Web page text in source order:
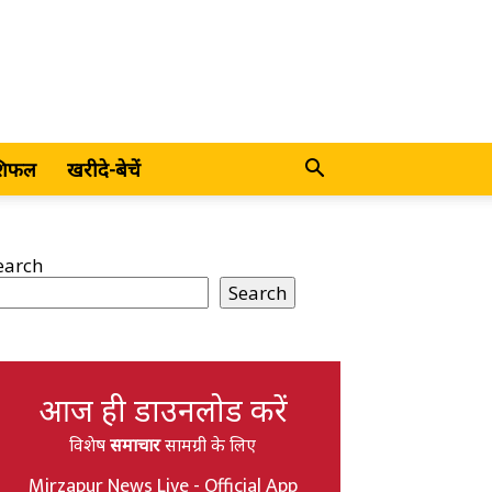
खरीदे-बेचें
Search
आज ही डाउनलोड करें
विशेषसमाचारसामग्री के लिए